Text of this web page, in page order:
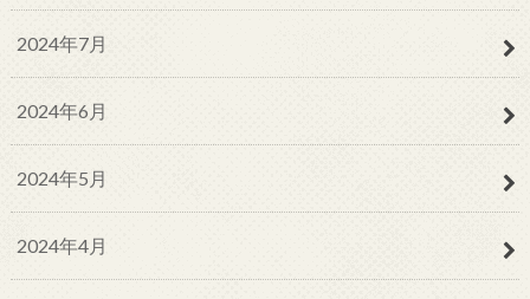
2024年7月
2024年6月
2024年5月
2024年4月